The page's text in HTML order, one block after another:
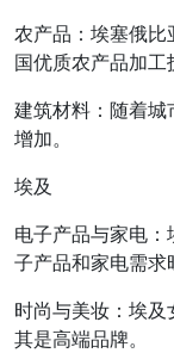
农产品：埃塞俄比
国优质农产品加工
建筑材料：随着
增加。
埃及
电子产品与家电
子产品和家电需求
时尚与美妆：埃
其是高端品牌。